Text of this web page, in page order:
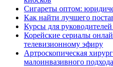
Сигареты оптом:
Как найти лучшего
Курсы для
Корейские сериалы
телевизионному эфиру
Артроскопическая
малоинвазивного подхода